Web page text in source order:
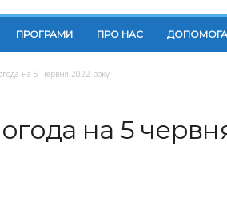
ПРОГРАМИ ПРО НАС ДОПОМОГА
на 5 червня 2022 року
на 5